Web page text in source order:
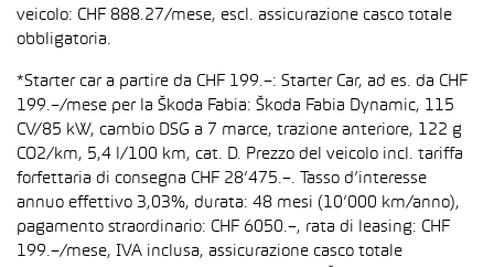
veicolo: CHF 888.27/mese, escl. assicurazione casco totale
obbligatoria.
*Starter car a partire da CHF 199.–: Starter Car, ad es. da CHF
199.–/mese per la Škoda Fabia: Škoda Fabia Dynamic, 115
CV/85 kW, cambio DSG a 7 marce, trazione anteriore, 122 g
CO2/km, 5,4 l/100 km, cat. D. Prezzo del veicolo incl. tariffa
forfettaria di consegna CHF 28’475.–. Tasso d’interesse
annuo effettivo 3,03%, durata: 48 mesi (10’000 km/anno),
pagamento straordinario: CHF 6050.–, rata di leasing: CHF
199.–/mese, IVA inclusa, assicurazione casco totale